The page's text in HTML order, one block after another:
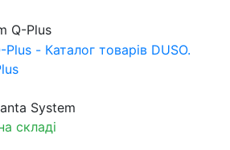
Q-Plus
System
складі